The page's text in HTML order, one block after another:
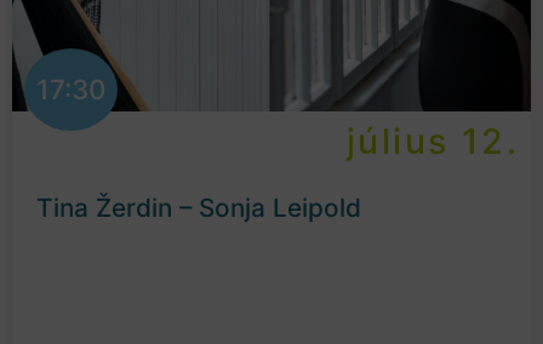
17:30
július 12.
Tina Žerdin – Sonja Leipold